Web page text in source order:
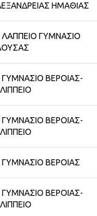
ΗΜΑΘΙΑΣ
ΛΑΠΠΕΙΟ ΓΥΜΝΑΣΙΟ
ΓΥΜΝΑΣΙΟ ΒΕΡΟΙΑΣ-
ΓΥΜΝΑΣΙΟ ΒΕΡΟΙΑΣ-
ΓΥΜΝΑΣΙΟ ΒΕΡΟΙΑΣ
ΓΥΜΝΑΣΙΟ ΒΕΡΟΙΑΣ-